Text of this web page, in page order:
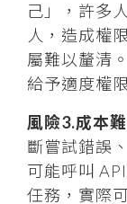
己」，許多
人，造成權
屬難以釐清
給予適度權
風險3.成本
斷嘗試錯誤
可能呼叫
任務，實際